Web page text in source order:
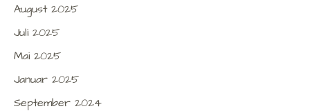
August 2025
Juli 2025
Mai 2025
Januar 2025
September 2024